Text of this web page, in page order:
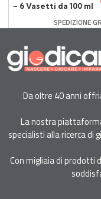
– 6 Vasetti da 100 ml
SPEDIZIONE
Da oltre 40 anni
La nostra
specialisti alla ricerca di
Con migliaia di prodotti